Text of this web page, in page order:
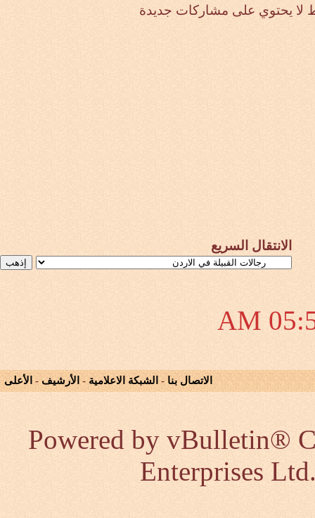
يحتوي على مشاركات جديدة
الانتقال السريع
05:52
الاتصال بنا - الشبكة الاعلامية - الأرشيف - الأعلى
Powered by vBulletin®
Enterprises